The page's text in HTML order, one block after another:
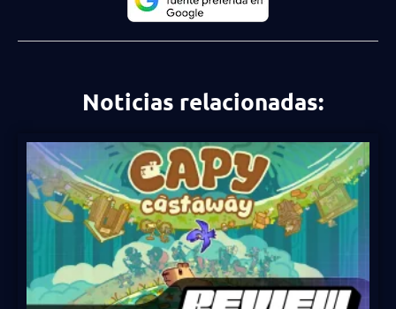
Noticias relacionadas: